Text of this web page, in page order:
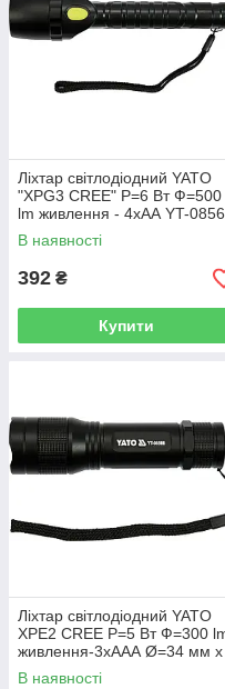
Ліхтар світлодіодний YATO
"XPG3 CREE" Р=6 Вт Ф=500
lm живлення - 4хАА YT-
В наявності
392 ₴
Купити
Ліхтар світлодіодний YATO
XPE2 CREE Р=5 Вт Ф=300
живлення-3хААА Ø=34 мм х
126 мм YT-08566
В наявності